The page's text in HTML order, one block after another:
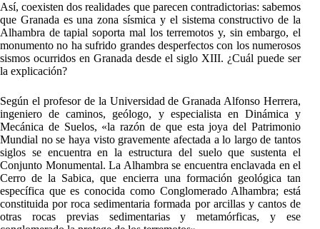
Así, coexisten dos realidades que parecen contradictorias: sabemos
que Granada es una zona sísmica y el sistema constructivo de la
Alhambra de tapial soporta mal los terremotos y, sin embargo, el
monumento no ha sufrido grandes desperfectos con los numerosos
sismos ocurridos en Granada desde el siglo XIII. ¿Cuál puede ser
la explicación?
Según el profesor de la Universidad de Granada Alfonso Herrera,
ingeniero de caminos, geólogo, y especialista en Dinámica y
Mecánica de Suelos, «la razón de que esta joya del Patrimonio
Mundial no se haya visto gravemente afectada a lo largo de tantos
siglos se encuentra en la estructura del suelo que sustenta el
Conjunto Monumental. La Alhambra se encuentra enclavada en el
Cerro de la Sabica, que encierra una formación geológica tan
específica que es conocida como Conglomerado Alhambra; está
constituida por roca sedimentaria formada por arcillas y cantos de
otras rocas previas sedimentarias y metamórficas, y ese